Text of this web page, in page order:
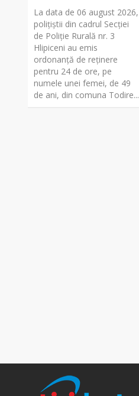
La data de 06 august 2026,
polițiștii din cadrul Secției
de Poliție Rurală nr. 3
Hlipiceni au emis
ordonanță de reținere
pentru 24 de ore, pe
numele unei femei, de 49
de ani, din comuna Todire...